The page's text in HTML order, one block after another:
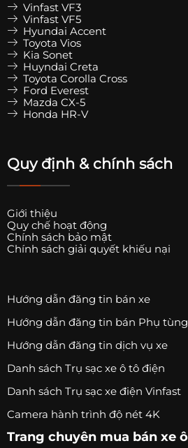
Vinfast VF3
Vinfast VF5
Hyundai Accent
Toyota Vios
Kia Sonet
Huyndai Creta
Toyota Corolla Cross
Ford Everest
Mazda CX-5
Honda HR-V
Quy định & chính sách
Giới thiệu
Quy chế hoạt động
Chính sách bảo mật
Chính sách giải quyết khiếu nại
Hướng dẫn đăng tin bán xe
Hướng dẫn đăng tin bán Phụ
Hướng dẫn đăng tin dịch vụ xe
Danh sách Trụ sạc xe ô tô điện
Danh sách Trụ sạc xe điện Vinfast
Camera hành trình độ nét 4K
Trang chuyên mua bán xe